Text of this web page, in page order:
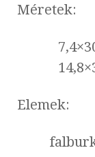
Méretek:
Elemek: